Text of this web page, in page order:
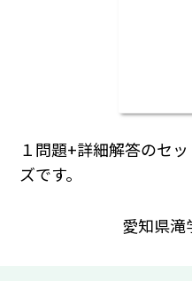
１問題+詳細解答のセ
ズです。
愛知県